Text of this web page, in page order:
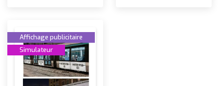
Affichage publicitaire
Simulateur